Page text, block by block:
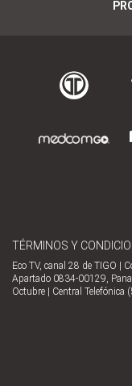
TÉRMINOS Y
Eco TV, canal 28 de TIGO |
Apartado 0834-00129,
Octubre | Central Telefónica